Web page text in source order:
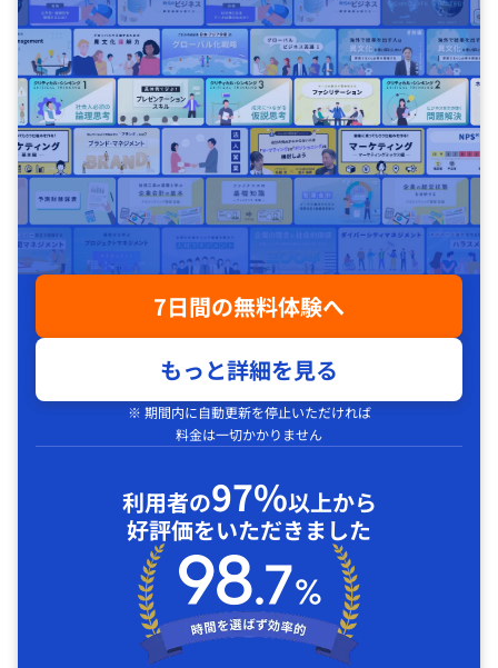
7日間の無料体験へ
もっと詳細を見る
※ 期間内に自動更新を停止いただければ
料金は一切かかりません
利用者の97%以上から
好評価をいただきました